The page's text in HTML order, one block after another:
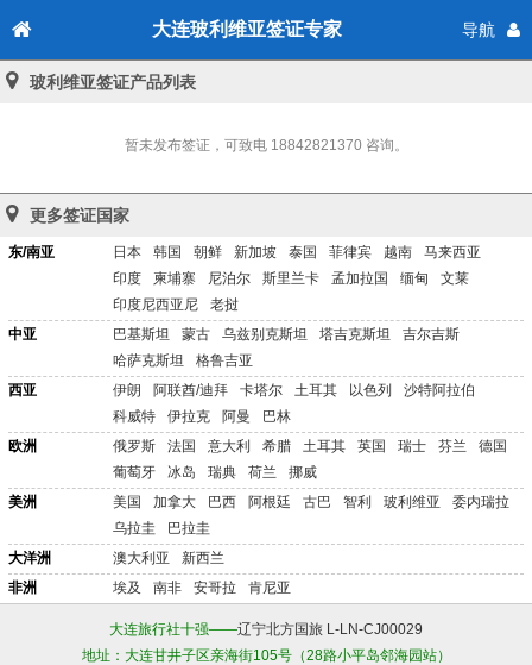
大连玻利维亚签证专家 导航
玻利维亚签证产品列表
暂未发布签证，可致电 18842821370咨询。
更多签证国家
东/南亚 日本 韩国 朝鲜 新加坡 泰国 菲律宾 越南
马来西亚
印度
柬埔寨 尼泊尔 斯里兰卡 孟加拉国 缅甸
文莱
印度尼西亚尼
老挝
中亚
巴基斯坦 蒙古 乌兹别克斯坦 塔吉克斯坦
吉尔吉斯
哈萨克斯坦
格鲁吉亚
西亚
伊朗 阿联酋/迪拜 卡塔尔 土耳其 以色列
沙特阿拉伯
科威特
伊拉克 阿曼
巴林
欧洲
俄罗斯 法国 意大利 希腊 土耳其 英国 瑞士 芬兰
德国
葡萄牙
冰岛 瑞典 荷兰
挪威
美洲
美国 加拿大 巴西 阿根廷 古巴 智利 玻利维亚
委内瑞拉
乌拉圭
巴拉圭
大洋洲
澳大利亚
新西兰
非洲
埃及 南非 安哥拉 肯尼亚
大连旅行社十强——辽宁北方国旅 L-LN-CJ00029
地址：大连甘井子区亲海街105号（28路小平岛邻海园站）